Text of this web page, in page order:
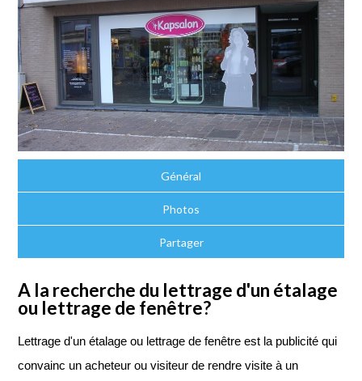
Général
Photos
Partager
A la recherche du lettrage d'un étalage
ou lettrage de fenêtre?
Lettrage d'un étalage ou lettrage de fenêtre est la publicité qui
convainc un acheteur ou visiteur de rendre visite à un